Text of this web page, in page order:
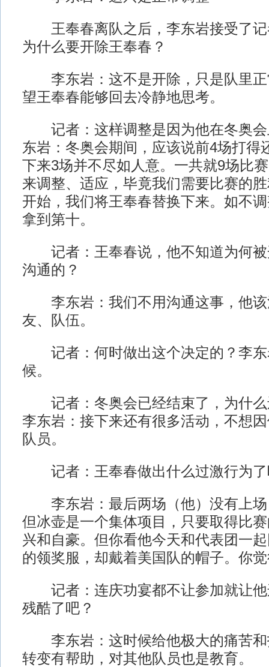
王奉春离队之后，李东岩接受了记
为什么要开除王奉春？
李东岩：这不是开除，只是队里正
望王奉春能够回去冷静地思考。
记者：这样调整是因为他在冬奥会
东岩：冬奥会期间，应该说前4场打得
下来3场并不尽如人意。一共就9场比
来调整、适应，毕竟我们需要比赛的
开始，我们将王奉春替换下来。如不
拿到第十。
记者：王奉春说，他不知道为何被
沟通的？
李东岩：我们不用沟通这事，他该
友、队伍。
记者：何时做出这个决定的？李东
候。
记者：冬奥会已经结束了，为什么
李东岩：接下来还有很多活动，不想
队员。
记者：王奉春做出什么过激行为了
李东岩：最后两场（他）没有上场
但冰壶是一个集体项目，只要取得比
兴和自豪。但你看他今天和代表团一
的领奖服，却戴着美国队的帽子。你
记者：连庆功宴都不让参加就让他
残酷了吧？
李东岩：这时候给他极大的痛苦和
转变有帮助，对其他队员也是教育。